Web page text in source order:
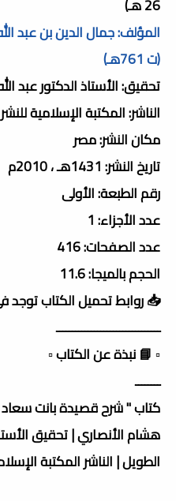
26 هـ)
المؤلف: جمال الدين بن عبد
(ت 761هـ)
تحقيق: الأستاذ الدكتور عبد
الناشر: المكتبة الإسلامية
مكان النشر: مصر
تاريخ النشر: 1431هـ ، 2010م
رقم الطبعة: الأولى
عدد الأجزاء: 1
عدد الصفحات: 416
الحجم بالميجا: 11.6
📥 روابط تحميل الكتاب
ـــــــــــــــــــــــــــــــــ
▫️ 📘 نبذة عن الكتاب ▫️
ــــــــ
كتاب " شرح قصيدة بانت سعاد
هشام الأنصاري | تحقيق
الطويل | الناشر المكتبة